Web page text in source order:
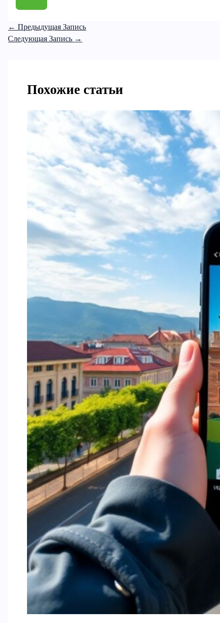
← Предыдущая Запись
Следующая Запись →
Похожие статьи